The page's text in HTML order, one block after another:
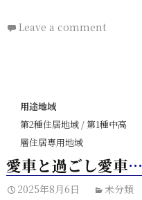
Lumino（ルミノ）
用途地域
第2種住居地域 / 第1種中高
層住居専用地域
建蔽率・容積率
60％・200％ / 60％・150％
Leave a comment
愛車と過ごし愛車を守る家
2025年8月6日
未分類